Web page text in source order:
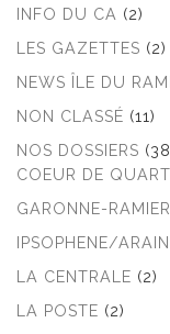
INFO DU CA (2)
LES GAZETTES (2)
NEWS ÎLE DU
NON CLASSÉ (11)
NOS DOSSIERS
COEUR DE
GARONNE-RAMIER
IPSOPHENE/
LA CENTRALE (2)
LA POSTE (2)